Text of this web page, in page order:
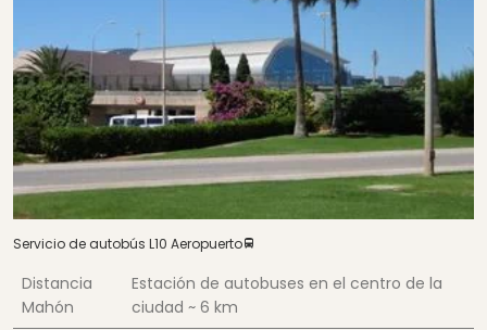
Servicio de autobús L10 Aeropuerto
Distancia
Mahón
Estación de autobuses en el centro de la
ciudad ~ 6 km